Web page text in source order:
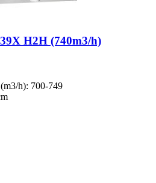
H2H (740m3/h)
h): 700-749